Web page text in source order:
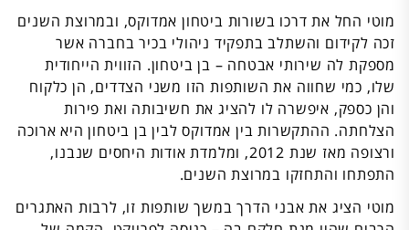
מוטי החל את דרכו בשורות ביטחון אמדוקס, ובמרוצת השנים
זכה לקידום והשתלב בתפקיד ניהולי בכיר בחברה אשר
מספקת לה שירותי אבטחה – בן ביטחון. הזווית הייחודית
שלו, כמי שחווה את השותפות הזו משני הצדדים, הן כלקוח
והן כספק, איפשרה לו להציג את חשיבותה ואת פירות
הצלחתה. ההתקשרות בין אמדוקס לבין בן ביטחון היא ארוכה
ורצופה מאז שנת 2012, ומלמדת אודות היחסים שנבנו,
התפתחו והתחזקו במרוצת השנים.
מוטי הציג את אבני הדרך במשך שותפות זו, לרבות האתגרים